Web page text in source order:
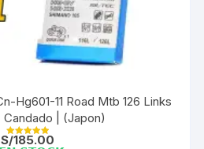
Hg601-11 Road Mtb 126 Links
Candado | (Japon)
Valorado con
S/185.00